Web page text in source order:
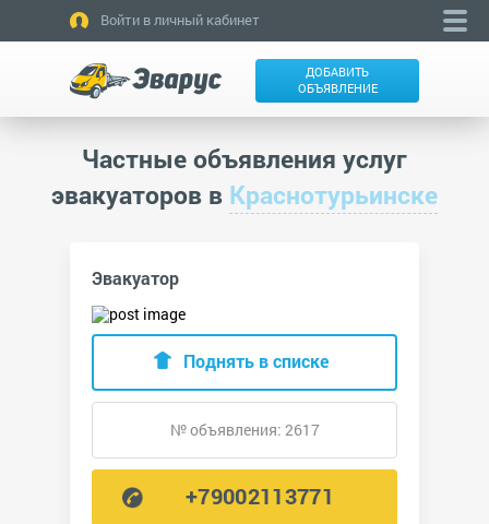
Войти в личный кабинет
ДОБАВИТЬ
ОБЪЯВЛЕНИЕ
Частные объявления услуг
эвакуаторов в Краснотурьинске
Эвакуатор
Поднять в списке
№ объявления: 2617
+79002113771